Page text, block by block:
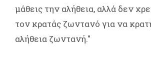
μάθεις την αλήθεια, αλλά δεν
τον κρατάς ζωντανό για να
αλήθεια ζωντανή."